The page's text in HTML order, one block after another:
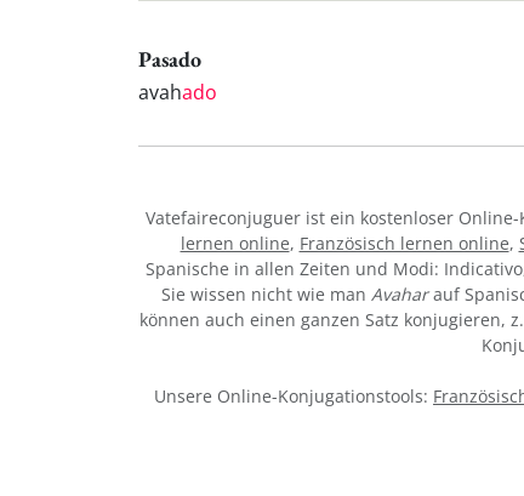
Pasado
avahado
Vatefaireconjuguer ist ein kostenloser
lernen online, Französisch lernen online,
Spanische in allen Zeiten und Modi:
Sie wissen nicht wie man Avaharauf
können auch einen ganzen Satz konjugieren,
Unsere Online-Konjugationstools: